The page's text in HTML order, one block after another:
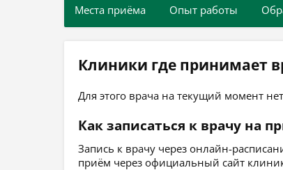
Места приёма Опыт работы
Клиники где принимает
Для этого врача на текущий момент
Как записаться к врачу на
Запись к врачу через онлайн-
приём через официальный сайт